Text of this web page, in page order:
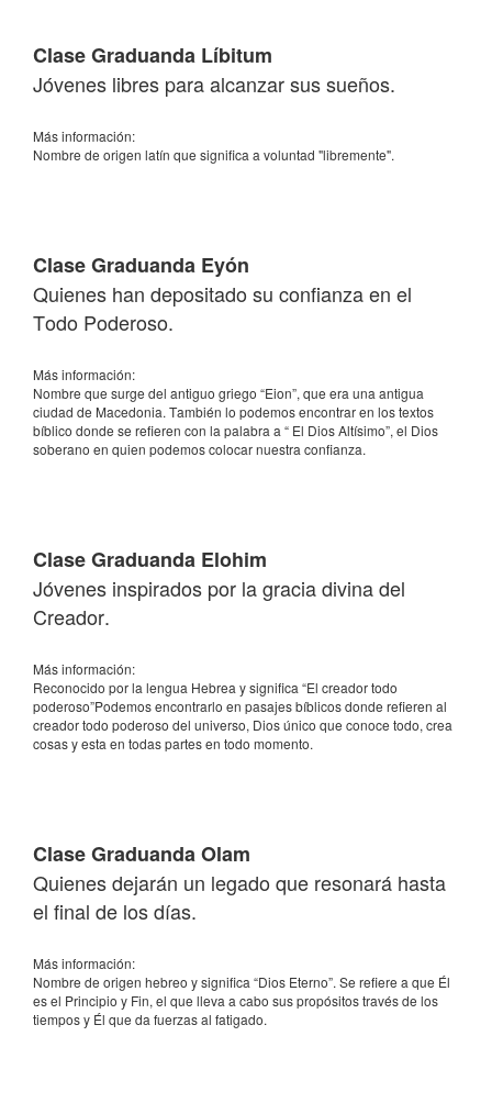
Clase Graduanda Líbitum
Jóvenes libres para alcanzar sus sueños.
Más información:
Nombre de origen latín que significa a voluntad "libremente".
Clase Graduanda Eyón
Quienes han depositado su confianza en el
Todo Poderoso.
Más información:
Nombre que surge del antiguo griego “Eion”, que era una antigua
ciudad de Macedonia. También lo podemos encontrar en los textos
bíblico donde se refieren con la palabra a “ El Dios Altísimo”, el Dios
soberano en quien podemos colocar nuestra confianza.
Clase Graduanda Elohim
Jóvenes inspirados por la gracia divina del
Creador.
Más información:
Reconocido por la lengua Hebrea y significa “El creador todo
poderoso”Podemos encontrarlo en pasajes bíblicos donde refieren al
creador todo poderoso del universo, Dios único que conoce todo, crea
cosas y esta en todas partes en todo momento.
Clase Graduanda Olam
Quienes dejarán un legado que resonará hasta
el final de los días.
Más información:
Nombre de origen hebreo y significa “Dios Eterno”. Se refiere a que Él
es el Principio y Fin, el que lleva a cabo sus propósitos través de los
tiempos y Él que da fuerzas al fatigado.